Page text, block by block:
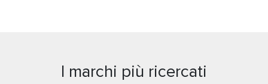
I marchi più ricercati